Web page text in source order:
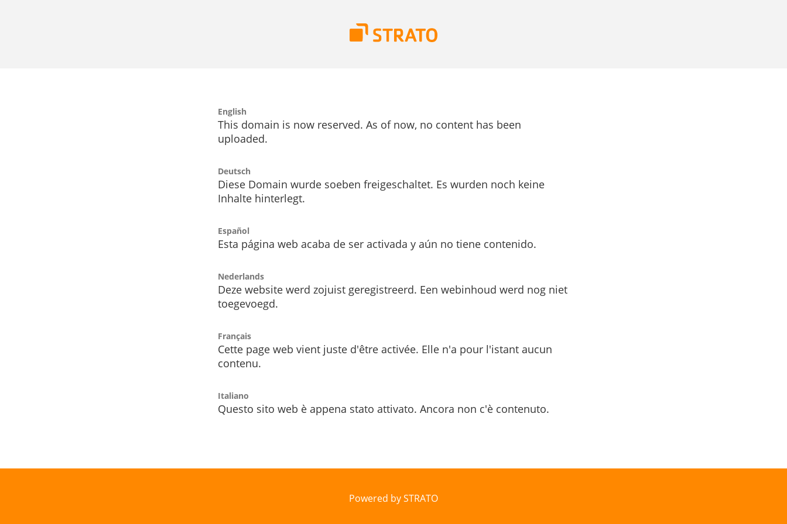
English
This domain is now reserved. As of now, no content has been
uploaded.
Deutsch
Diese Domain wurde soeben freigeschaltet. Es wurden noch keine
Inhalte hinterlegt.
Español
Esta página web acaba de ser activada y aún no tiene contenido.
Nederlands
Deze website werd zojuist geregistreerd. Een webinhoud werd nog niet
toegevoegd.
Français
Cette page web vient juste d'être activée. Elle n'a pour l'istant aucun
contenu.
Italiano
Questo sito web è appena stato attivato. Ancora non c'è contenuto.
Powered by STRATO